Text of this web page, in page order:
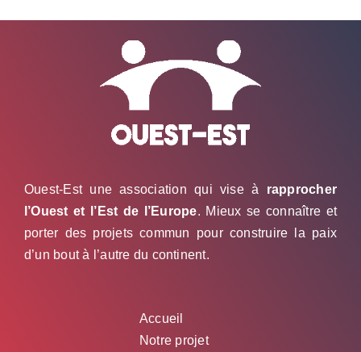
Ouest-Est une association qui vise à rapprocher
l’Ouest et l’Est de l’Europe. Mieux se connaître et
porter des projets commun pour construire la paix
d’un bout à l’autre du continent.
Accueil
Notre projet